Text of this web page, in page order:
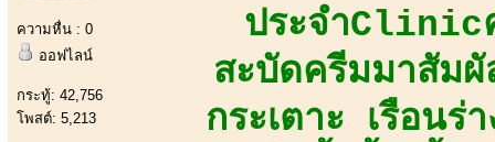
ความหื่น : 0
ออฟไลน์
กระทู้: 42,756
โพสต์: 5,213
ประจำClinic
สะบัดครีมมาสัมผั
กระเตาะ เรือน